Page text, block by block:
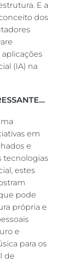
E a
dos
(IA) na
em
e
tecnologias
estes
pode
própria e
e
para os
de